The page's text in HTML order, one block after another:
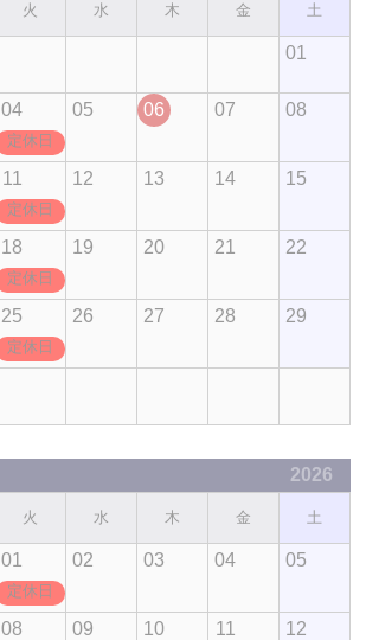
火 水 木 金 土
01
04
定休日
05 06 07 08
11
定休日
12 13 14 15
18
定休日
19 20 21 22
25
定休日
26 27 28 29
2026
火 水 木 金 土
01
定休日
02 03 04 05
08 09 10 11 12